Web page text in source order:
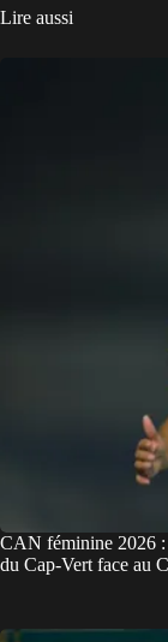
Lire aussi
CAN féminine 2026
du Cap-Vert face au